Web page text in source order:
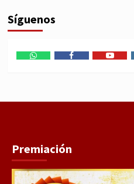
Síguenos
Premiación